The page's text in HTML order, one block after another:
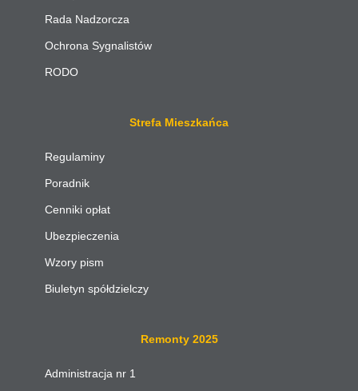
Rada Nadzorcza
Ochrona Sygnalistów
RODO
Strefa Mieszkańca
Regulaminy
Poradnik
Cenniki opłat
Ubezpieczenia
Wzory pism
Biuletyn spółdzielczy
Remonty 2025
Administracja nr 1